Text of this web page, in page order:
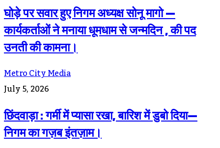
घोड़े पर सवार हुए निगम अध्यक्ष सोनू मागो —
कार्यकर्ताओं ने मनाया धूमधाम से जन्मदिन , की पद
उनती की कामना।
Metro City Media
July 5, 2026
छिंदवाड़ा : गर्मी में प्यासा रखा, बारिश में डुबो दिया—
निगम का गज़ब इंतज़ाम।